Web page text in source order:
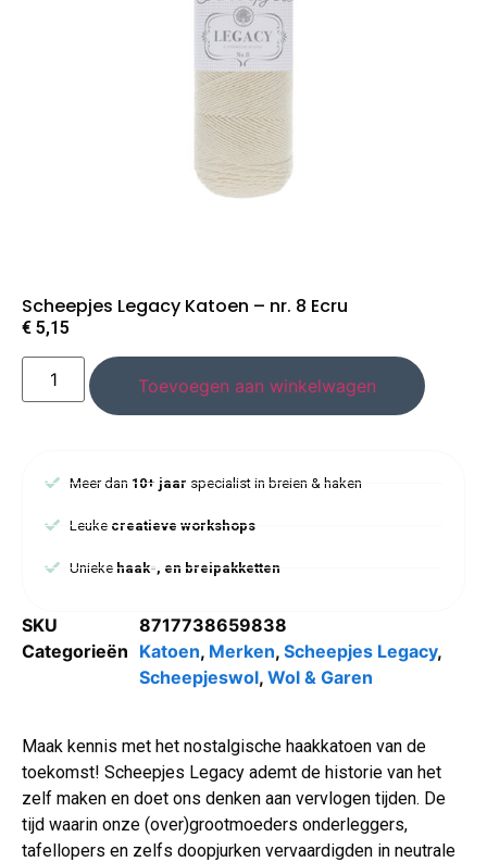
Scheepjes Legacy Katoen – nr. 8 Ecru
€ 5,15
Toevoegen aan winkelwagen
Meer dan 10+ jaar specialist in breien & haken
Leuke creatieve workshops
Uniekehaak-, en breipakketten
SKU
8717738659838
Categorieën Katoen, Merken, Scheepjes Legacy,
Scheepjeswol, Wol & Garen
Maak kennis met het nostalgische haakkatoen van de
toekomst! Scheepjes Legacy ademt de historie van het
zelf maken en doet ons denken aan vervlogen tijden. De
tijd waarin onze (over)grootmoeders onderleggers,
tafellopers en zelfs doopjurken vervaardigden in neutrale